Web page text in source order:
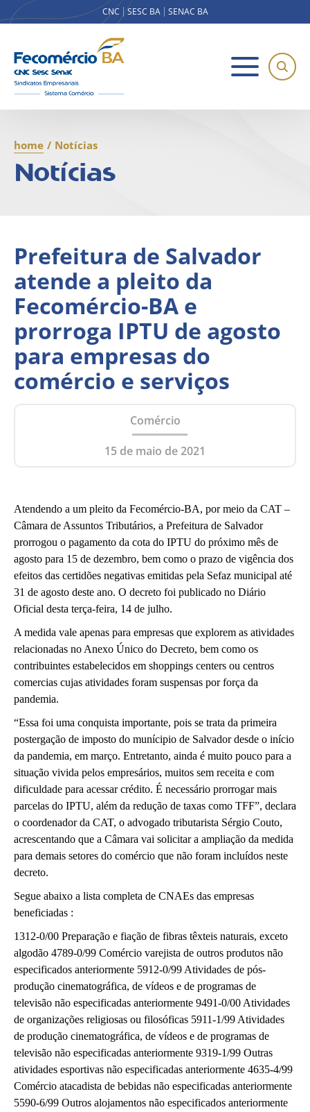
CNC SESC BA SENAC BA
home / Notícias
Notícias
Prefeitura de Salvador
atende a pleito da
Fecomércio-BA e
prorroga IPTU de agosto
para empresas do
comércio e serviços
Comércio
15 de maio de 2021
Atendendo a um pleito da Fecomércio-BA, por meio da CAT –
Câmara de Assuntos Tributários, a Prefeitura de Salvador
prorrogou o pagamento da cota do IPTU do próximo mês de
agosto para 15 de dezembro, bem como o prazo de vigência dos
efeitos das certidões negativas emitidas pela Sefaz municipal até
31 de agosto deste ano. O decreto foi publicado no Diário
Oficial desta terça-feira, 14 de julho.
A medida vale apenas para empresas que explorem as atividades
relacionadas no Anexo Único do Decreto, bem como os
contribuintes estabelecidos em shoppings centers ou centros
comercias cujas atividades foram suspensas por força da
pandemia.
“Essa foi uma conquista importante, pois se trata da primeira
postergação de imposto do munícipio de Salvador desde o início
da pandemia, em março. Entretanto, ainda é muito pouco para a
situação vivida pelos empresários, muitos sem receita e com
dificuldade para acessar crédito. É necessário prorrogar mais
parcelas do IPTU, além da redução de taxas como TFF”, declara
o coordenador da CAT, o advogado tributarista Sérgio Couto,
acrescentando que a Câmara vai solicitar a ampliação da medida
para demais setores do comércio que não foram incluídos neste
decreto.
Segue abaixo a lista completa de CNAEs das empresas
beneficiadas :
1312-0/00 Preparação e fiação de fibras têxteis naturais, exceto
algodão 4789-0/99 Comércio varejista de outros produtos não
especificados anteriormente 5912-0/99 Atividades de pós-
produção cinematográfica, de vídeos e de programas de
televisão não especificadas anteriormente 9491-0/00 Atividades
de organizações religiosas ou filosóficas 5911-1/99 Atividades
de produção cinematográfica, de vídeos e de programas de
televisão não especificadas anteriormente 9319-1/99 Outras
atividades esportivas não especificadas anteriormente 4635-4/99
Comércio atacadista de bebidas não especificadas anteriormente
5590-6/99 Outros alojamentos não especificados anteriormente